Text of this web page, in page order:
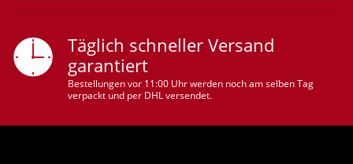
Täglich schneller Versand
garantiert
Bestellungen vor 11:00 Uhr werden noch am selben Tag
verpackt und per DHL versendet.